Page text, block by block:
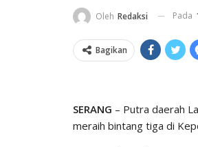
Oleh Redaksi Pada
Bagikan
SERANG – Putra daerah
meraih bintang tiga di